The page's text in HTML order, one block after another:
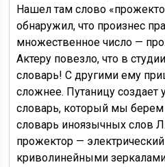
Нашел там слово
обнаружил, что произнес
множественное число —
Актеру повезло, что в
словарь! С другими ему
сложнее. Путаницу
словарь, который мы
словарь иноязычных слов
прожектор —
криволинейными